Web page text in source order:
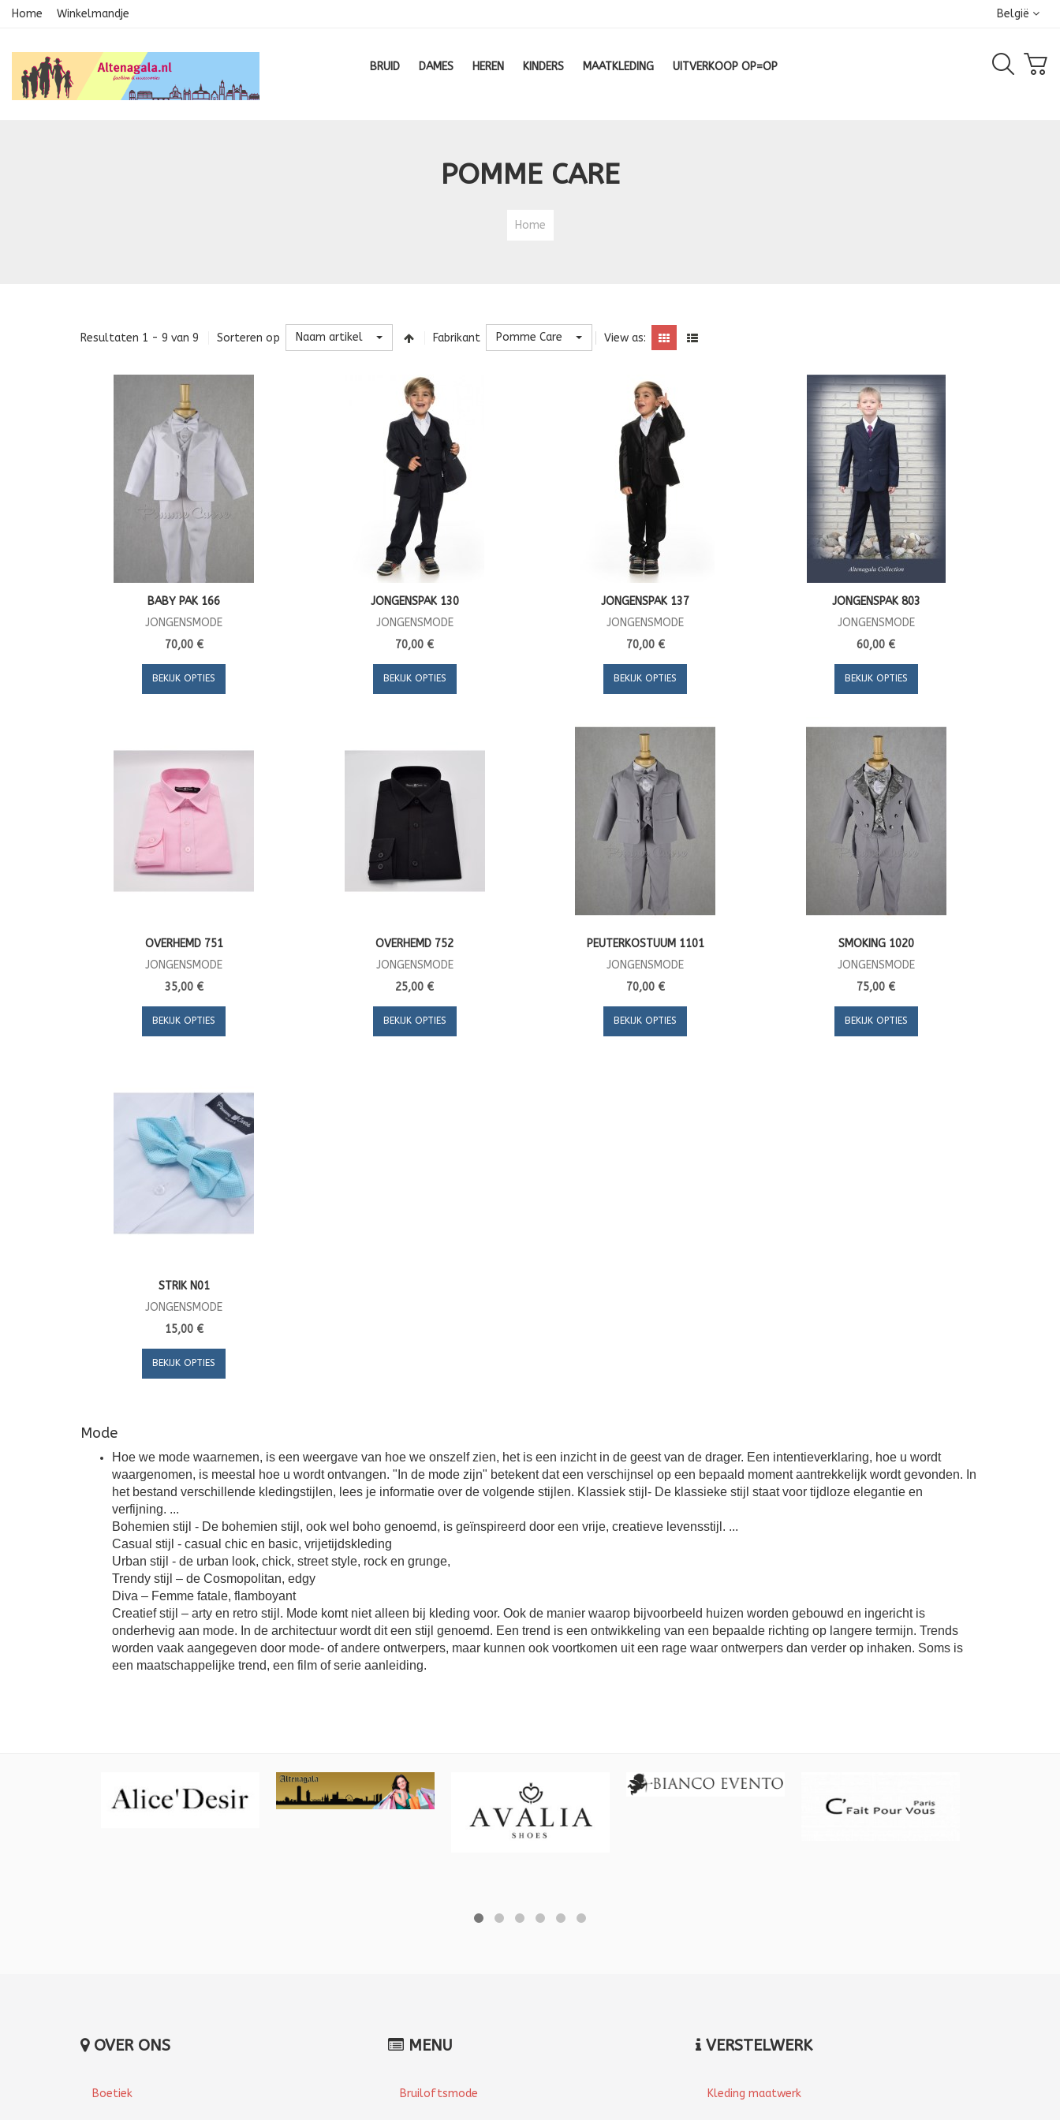
Home Winkelmandje België
BRUID DAMES HEREN KINDERS MAATKLEDING UITVERKOOP OP=OP
POMME CARE
Home
Resultaten 1 - 9 van 9 Sorteren op Naam artikel Fabrikant Pomme Care View as:
BABY PAK 166
JONGENSMODE
70,00 €
BEKIJK OPTIES
JONGENSPAK 130
JONGENSMODE
70,00 €
BEKIJK OPTIES
JONGENSPAK 137
JONGENSMODE
70,00 €
BEKIJK OPTIES
JONGENSPAK 803
JONGENSMODE
60,00 €
BEKIJK OPTIES
OVERHEMD 751
JONGENSMODE
35,00 €
BEKIJK OPTIES
OVERHEMD 752
JONGENSMODE
25,00 €
BEKIJK OPTIES
PEUTERKOSTUUM 1101
JONGENSMODE
70,00 €
BEKIJK OPTIES
SMOKING 1020
JONGENSMODE
75,00 €
BEKIJK OPTIES
STRIK N01
JONGENSMODE
15,00 €
BEKIJK OPTIES
Mode
Hoe we mode waarnemen, is een weergave van hoe we onszelf zien, het is een inzicht in de geest van de drager. Een intentieverklaring, hoe u wordt
waargenomen, is meestal hoe u wordt ontvangen. "In de mode zijn" betekent dat een verschijnsel op een bepaald moment aantrekkelijk wordt gevonden. In
het bestand verschillende kledingstijlen, lees je informatie over de volgende stijlen. Klassiek stijl- De klassieke stijl staat voor tijdloze elegantie en
verfijning. ...
Bohemien stijl - De bohemien stijl, ook wel boho genoemd, is geïnspireerd door een vrije, creatieve levensstijl. ...
Casual stijl - casual chic en basic, vrijetijdskleding
Urban stijl - de urban look, chick, street style, rock en grunge,
Trendy stijl – de Cosmopolitan, edgy
Diva – Femme fatale, flamboyant
Creatief stijl – arty en retro stijl. Mode komt niet alleen bij kleding voor. Ook de manier waarop bijvoorbeeld huizen worden gebouwd en ingericht is
onderhevig aan mode. In de architectuur wordt dit een stijl genoemd. Een trend is een ontwikkeling van een bepaalde richting op langere termijn. Trends
worden vaak aangegeven door mode- of andere ontwerpers, maar kunnen ook voortkomen uit een rage waar ontwerpers dan verder op inhaken. Soms is
een maatschappelijke trend, een film of serie aanleiding.
OVER ONS
Boetiek
MENU
Bruiloftsmode
VERSTELWERK
Kleding maatwerk